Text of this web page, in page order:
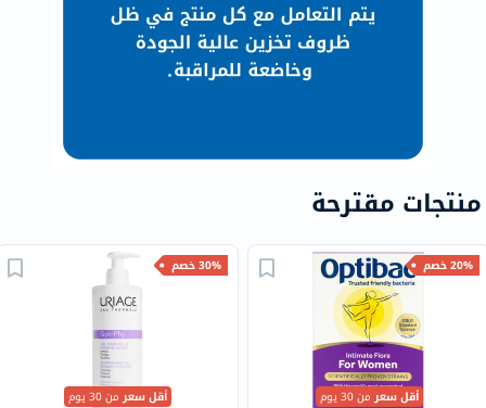
منتجات مقترحة
20% خصم
أقل سعرمن 30 يوم
30% خصم
أقل سعرمن 30 يوم